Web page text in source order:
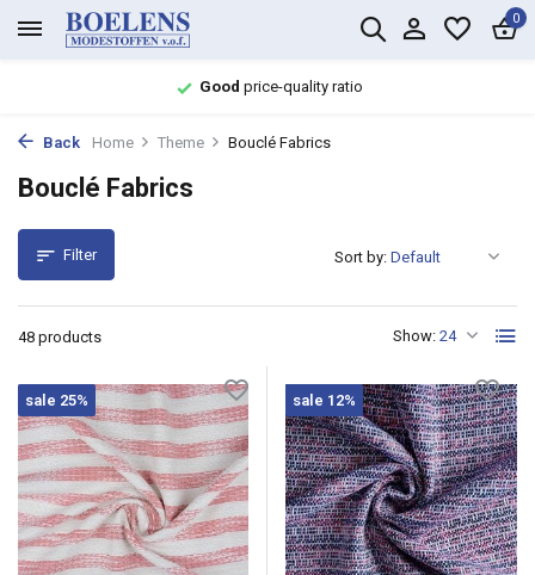
0
Large assortment withfast delivery
Back Home Theme Bouclé Fabrics
Bouclé Fabrics
Filter
48 products Show:
Sort by:
sale 25% sale 12%